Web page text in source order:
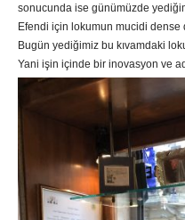
sonucunda ise günümüzde
Efendi için lokumun mucidi dense
Bugün yediğimiz bu kıvamdaki
Yani işin içinde bir inovasyon ve